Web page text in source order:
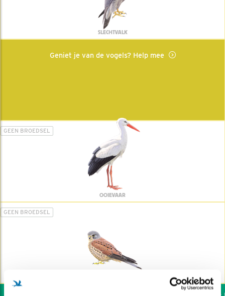
SLECHTVALK
Geniet je van de vogels? Help mee
GEEN BROEDSEL
OOIEVAAR
GEEN BROEDSEL